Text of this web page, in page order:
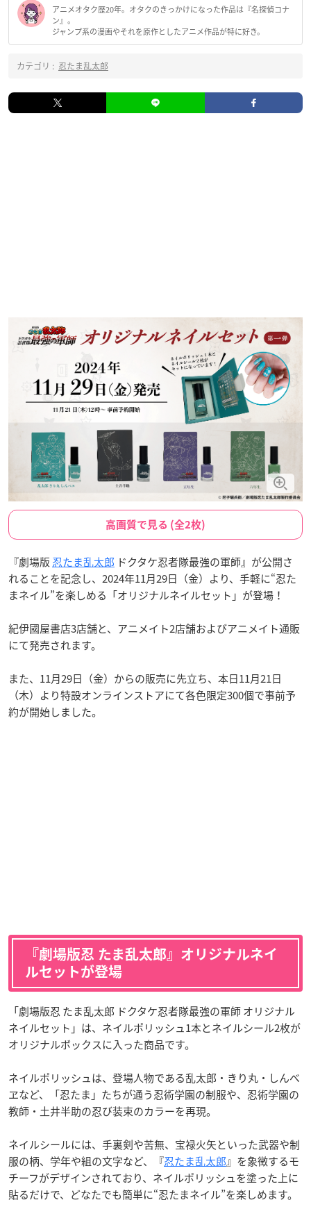
アニメオタク歴20年。オタクのきっかけになった作品は『名探偵コナ
ン』。
ジャンプ系の漫画やそれを原作としたアニメ作品が特に好き。
カテゴリ : 忍たま乱太郎
高画質で見る (全2枚)
『劇場版 忍たま乱太郎 ドクタケ忍者隊最強の軍師』が公開さ
れることを記念し、2024年11月29日（金）より、手軽に“忍た
まネイル”を楽しめる「オリジナルネイルセット」が登場！
紀伊國屋書店3店舗と、アニメイト2店舗およびアニメイト通販
にて発売されます。
また、11月29日（金）からの販売に先立ち、本日11月21日
（木）より特設オンラインストアにて各色限定300個で事前予
約が開始しました。
『劇場版忍 たま乱太郎』オリジナルネイ
ルセットが登場
「劇場版忍 たま乱太郎 ドクタケ忍者隊最強の軍師 オリジナル
ネイルセット」は、ネイルポリッシュ1本とネイルシール2枚が
オリジナルボックスに入った商品です。
ネイルポリッシュは、登場人物である乱太郎・きり丸・しんべ
ヱなど、「忍たま」たちが通う忍術学園の制服や、忍術学園の
教師・土井半助の忍び装束のカラーを再現。
ネイルシールには、手裏剣や苦無、宝禄火矢といった武器や制
服の柄、学年や組の文字など、『忍たま乱太郎』を象徴するモ
チーフがデザインされており、ネイルポリッシュを塗った上に
貼るだけで、どなたでも簡単に“忍たまネイル”を楽しめます。